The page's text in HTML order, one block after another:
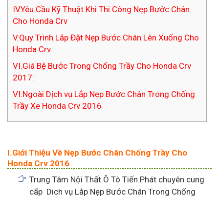
IVYêu Cầu Kỹ Thuật Khi Thi Công Nẹp Bước Chân
Cho Honda Crv
V.Quy Trình Lắp Đặt Nẹp Bước Chân Lên Xuống Cho
Honda Crv
VI.Giá Bệ Bước Trong Chống Trầy Cho Honda Crv
2017:
VI.Ngoài Dịch vụ Lắp Nẹp Bước Chân Trong Chống
Trầy Xe Honda Crv 2016
I.Giới Thiệu Về Nẹp Bước Chân Chống Trầy Cho
Honda Crv 2016
Trung Tâm Nội Thất Ô Tô Tiến Phát chuyên cung
cấp Dich vụ Lắp Nẹp Bước Chân Trong Chống